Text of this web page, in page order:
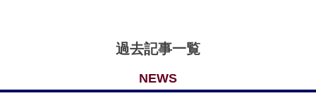
過去記事一覧
NEWS